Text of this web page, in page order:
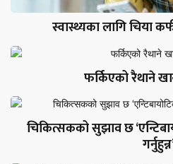
स्वास्थ्यका लागि चिया
फर्किएको रैथाने
चिकित्सकको सुझाव छ